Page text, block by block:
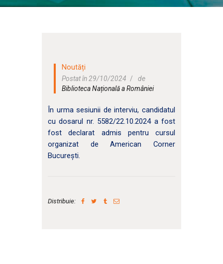
SPAȚII
Noutăți
Postat în 29/10/2024
de
Biblioteca Națională a României
În urma sesiunii de interviu, candidatul
cu dosarul nr. 5582/22.10.2024 a fost
fost declarat admis pentru cursul
organizat de American Corner
București.
Distribuie: